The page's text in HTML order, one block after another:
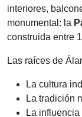
interiores,
monumental: la
construida entre
Las raíces de
La cultura
La tradición
La